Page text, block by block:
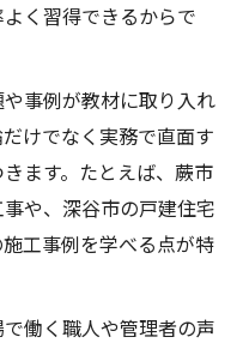
く習得できるからで
事例が教材に取り入れ
けでなく実務で直面す
ます。たとえば、蕨市
や、深谷市の戸建住宅
工事例を学べる点が特
働く職人や管理者の声